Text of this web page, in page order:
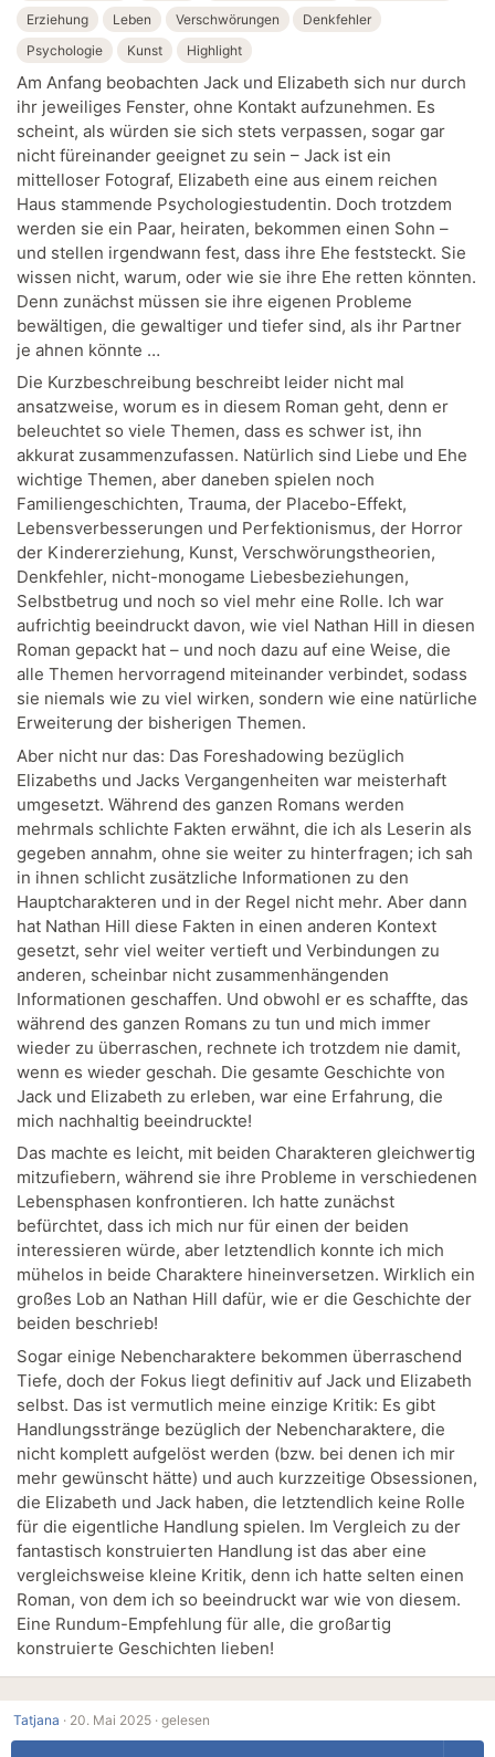
Erziehung Leben Verschwörungen
Denkfehler
Psychologie
Kunst Highlight
Am Anfang beobachten Jack und Elizabeth sich nur durch
ihr jeweiliges Fenster, ohne Kontakt aufzunehmen. Es
scheint, als würden sie sich stets verpassen, sogar gar
nicht füreinander geeignet zu sein – Jack ist ein
mittelloser Fotograf, Elizabeth eine aus einem reichen
Haus stammende Psychologiestudentin. Doch trotzdem
werden sie ein Paar, heiraten, bekommen einen Sohn –
und stellen irgendwann fest, dass ihre Ehe feststeckt. Sie
wissen nicht, warum, oder wie sie ihre Ehe retten könnten.
Denn zunächst müssen sie ihre eigenen Probleme
bewältigen, die gewaltiger und tiefer sind, als ihr Partner
je ahnen könnte …
Die Kurzbeschreibung beschreibt leider nicht mal
ansatzweise, worum es in diesem Roman geht, denn er
beleuchtet so viele Themen, dass es schwer ist, ihn
akkurat zusammenzufassen. Natürlich sind Liebe und Ehe
wichtige Themen, aber daneben spielen noch
Familiengeschichten, Trauma, der Placebo-Effekt,
Lebensverbesserungen und Perfektionismus, der Horror
der Kindererziehung, Kunst, Verschwörungstheorien,
Denkfehler, nicht-monogame Liebesbeziehungen,
Selbstbetrug und noch so viel mehr eine Rolle. Ich war
aufrichtig beeindruckt davon, wie viel Nathan Hill in diesen
Roman gepackt hat – und noch dazu auf eine Weise, die
alle Themen hervorragend miteinander verbindet, sodass
sie niemals wie zu viel wirken, sondern wie eine natürliche
Erweiterung der bisherigen Themen.
Aber nicht nur das: Das Foreshadowing bezüglich
Elizabeths und Jacks Vergangenheiten war meisterhaft
umgesetzt. Während des ganzen Romans werden
mehrmals schlichte Fakten erwähnt, die ich als Leserin als
gegeben annahm, ohne sie weiter zu hinterfragen; ich sah
in ihnen schlicht zusätzliche Informationen zu den
Hauptcharakteren und in der Regel nicht mehr. Aber dann
hat Nathan Hill diese Fakten in einen anderen Kontext
gesetzt, sehr viel weiter vertieft und Verbindungen zu
anderen, scheinbar nicht zusammenhängenden
Informationen geschaffen. Und obwohl er es schaffte, das
während des ganzen Romans zu tun und mich immer
wieder zu überraschen, rechnete ich trotzdem nie damit,
wenn es wieder geschah. Die gesamte Geschichte von
Jack und Elizabeth zu erleben, war eine Erfahrung, die
mich nachhaltig beeindruckte!
Das machte es leicht, mit beiden Charakteren gleichwertig
mitzufiebern, während sie ihre Probleme in verschiedenen
Lebensphasen konfrontieren. Ich hatte zunächst
befürchtet, dass ich mich nur für einen der beiden
interessieren würde, aber letztendlich konnte ich mich
mühelos in beide Charaktere hineinversetzen. Wirklich ein
großes Lob an Nathan Hill dafür, wie er die Geschichte der
beiden beschrieb!
Sogar einige Nebencharaktere bekommen überraschend
Tiefe, doch der Fokus liegt definitiv auf Jack und Elizabeth
selbst. Das ist vermutlich meine einzige Kritik: Es gibt
Handlungsstränge bezüglich der Nebencharaktere, die
nicht komplett aufgelöst werden (bzw. bei denen ich mir
mehr gewünscht hätte) und auch kurzzeitige Obsessionen,
die Elizabeth und Jack haben, die letztendlich keine Rolle
für die eigentliche Handlung spielen. Im Vergleich zu der
fantastisch konstruierten Handlung ist das aber eine
vergleichsweise kleine Kritik, denn ich hatte selten einen
Roman, von dem ich so beeindruckt war wie von diesem.
Eine Rundum-Empfehlung für alle, die großartig
konstruierte Geschichten lieben!
Tatjana · 20. Mai 2025 · gelesen